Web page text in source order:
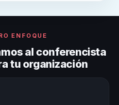
ENFOQUE
al conferencista
tu organización